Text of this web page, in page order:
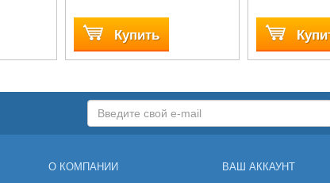
Купить
О КОМПАНИИ ВАШ АККАУНТ